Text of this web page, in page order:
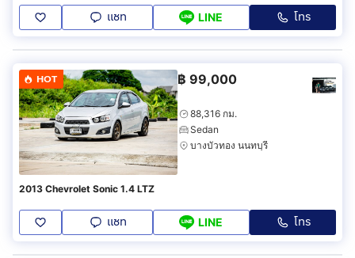
แชท LINE โทร
HOT ฿ 99,000
88,316 กม.
Sedan
บางบัวทอง นนทบุรี
2013 Chevrolet Sonic 1.4 LTZ
แชท LINE โทร